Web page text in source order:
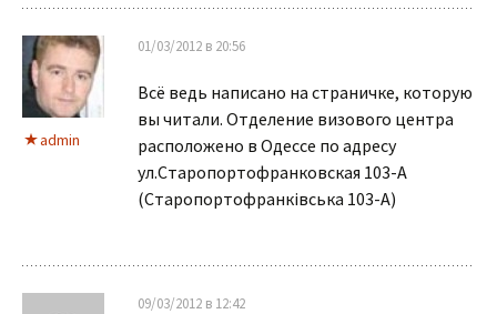
admin
01/03/2012 в 20:56
Всё ведь написано на страничке, которую
вы читали. Отделение визового центра
расположено в Одессе по адресу
ул.Старопортофранковская 103-А
(Старопортофранківська 103-А)
09/03/2012 в 12:42